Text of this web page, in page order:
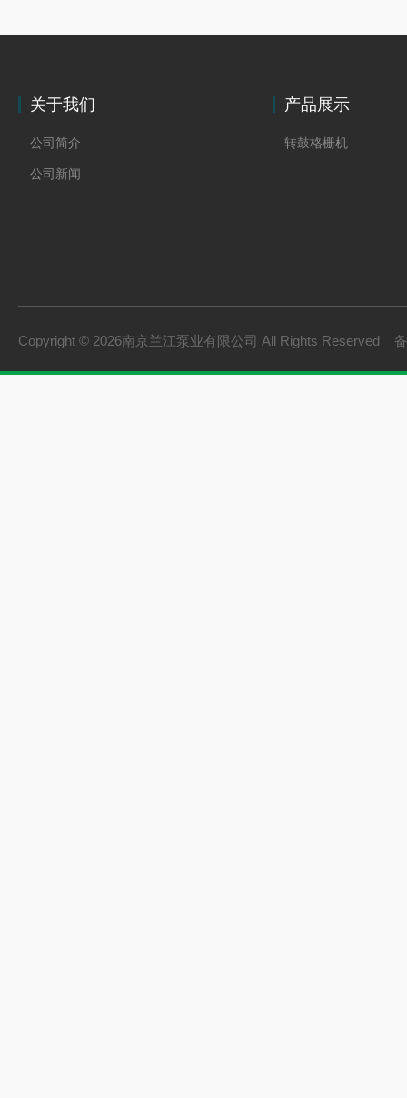
关于我们
公司简介
公司新闻
产品展示
转鼓格栅机
Copyright © 2026南京兰江泵业有限公司 All Rights Reserved